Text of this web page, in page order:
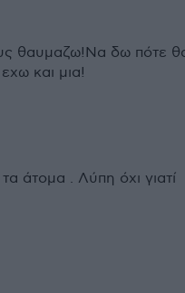
θαυμαζω!Να δω πότε
και μια!
άτομα . Λύπη όχι γιατί